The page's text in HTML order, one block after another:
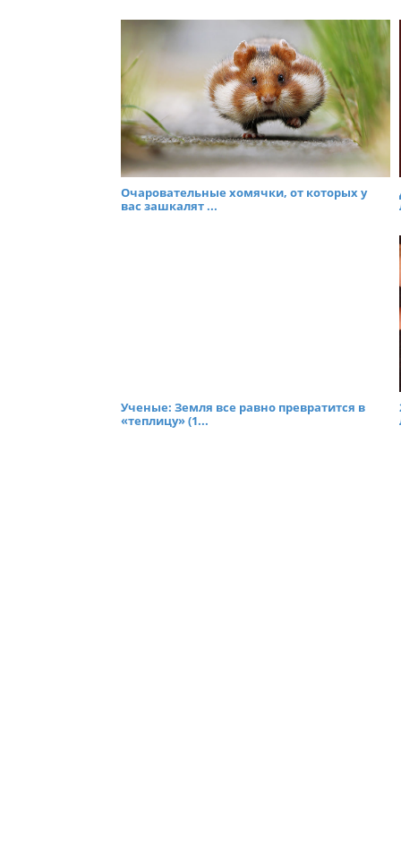
Очаровательные хомячки, от которых у
вас зашкалят ...
Ученые: Земля все равно превратится в
«теплицу» (1...